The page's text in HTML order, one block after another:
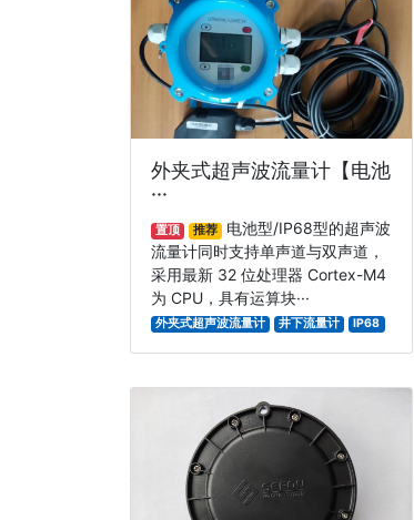
外夹式超声波流量计【电池
···
置顶 推荐
电池型/IP68型的超声波
流量计同时支持单声道与双声道，
采用最新 32 位处理器 Cortex-M4
为 CPU，具有运算块···
外夹式超声波流量计 井下流量计 IP68